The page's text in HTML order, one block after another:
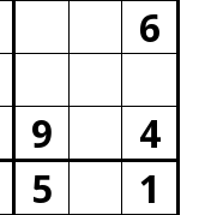
6
9
4
5
1